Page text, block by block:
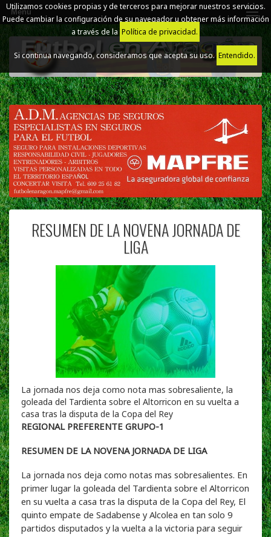
Utilizamos cookies propias y de terceros para mejorar nuestros servicios.
Puede cambiar la configuración de su navegador u obtener más información
a través de la Política de privacidad.
Si continua navegando, consideramos que acepta su uso.Entendido.
Menú
RESUMEN DE LA NOVENA JORNADA DE
LIGA
La jornada nos deja como nota mas sobresaliente, la
goleada del Tardienta sobre el Altorricon en su vuelta a
casa tras la disputa de la Copa del Rey
REGIONAL PREFERENTE GRUPO-1
RESUMEN DE LA NOVENA JORNADA DE LIGA
La jornada nos deja como notas mas sobresalientes. En
primer lugar la goleada del Tardienta sobre el Altorricon
en su vuelta a casa tras la disputa de la Copa del Rey, El
quinto empate de Sadabense y Alcolea en tan solo 9
partidos disputados y la vuelta a la victoria para seguir